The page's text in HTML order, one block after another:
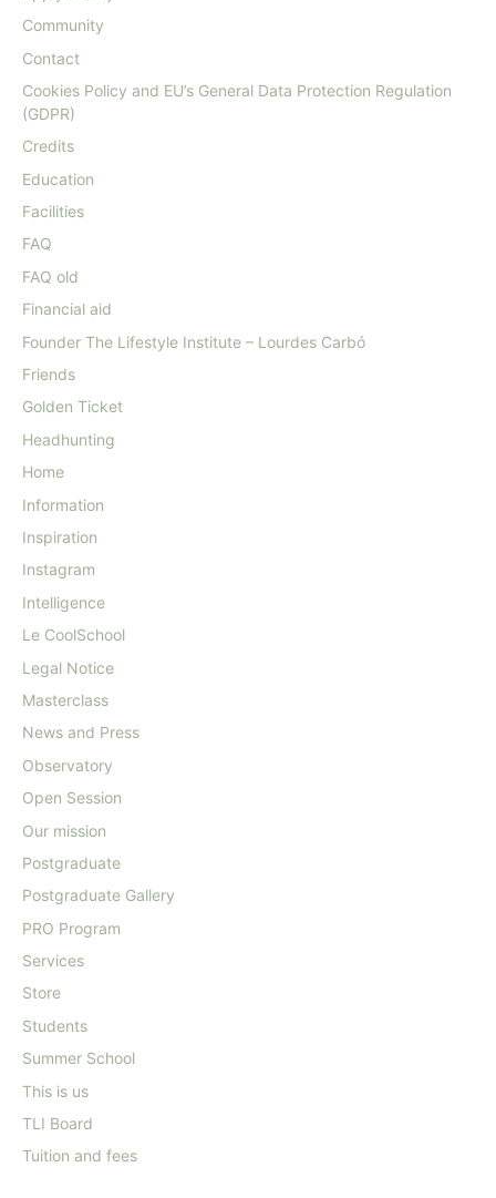
Community
Contact
Cookies Policy and EU’s General Data Protection Regulation
(GDPR)
Credits
Education
Facilities
FAQ
FAQ old
Financial aid
Founder The Lifestyle Institute – Lourdes Carbó
Friends
Golden Ticket
Headhunting
Home
Information
Inspiration
Instagram
Intelligence
Le CoolSchool
Legal Notice
Masterclass
News and Press
Observatory
Open Session
Our mission
Postgraduate
Postgraduate Gallery
PRO Program
Services
Store
Students
Summer School
This is us
TLI Board
Tuition and fees